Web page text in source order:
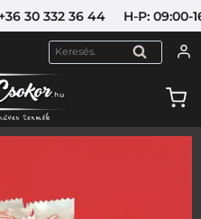
44 H-P: 09:00-
KERESÉS